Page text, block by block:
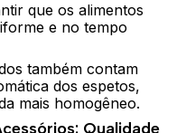
que os alimentos
e no tempo
também contam
dos espetos,
mais homogêneo.
Qualidade